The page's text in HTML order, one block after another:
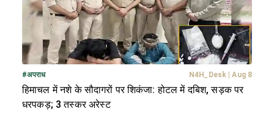
#अपराध N4H_Desk | Aug 8
हिमाचल में नशे के सौदागरों पर शिकंजा: होटल में दबिश, सड़क पर
धरपकड़; 3 तस्कर अरेस्ट